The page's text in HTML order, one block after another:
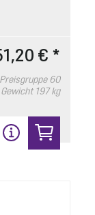
€ *
Preisgruppe 60
Gewicht 197 kg